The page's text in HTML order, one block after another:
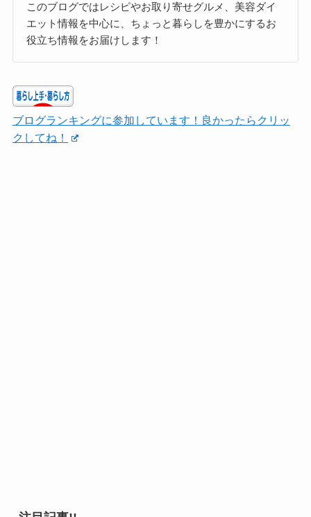
このブログではレシピやお取り寄せグルメ、美容ダイ
エット情報を中心に、ちょっと暮らしを豊かにするお
役立ち情報をお届けします！
ブログランキングに参加しています！良かったらクリッ
クしてね！